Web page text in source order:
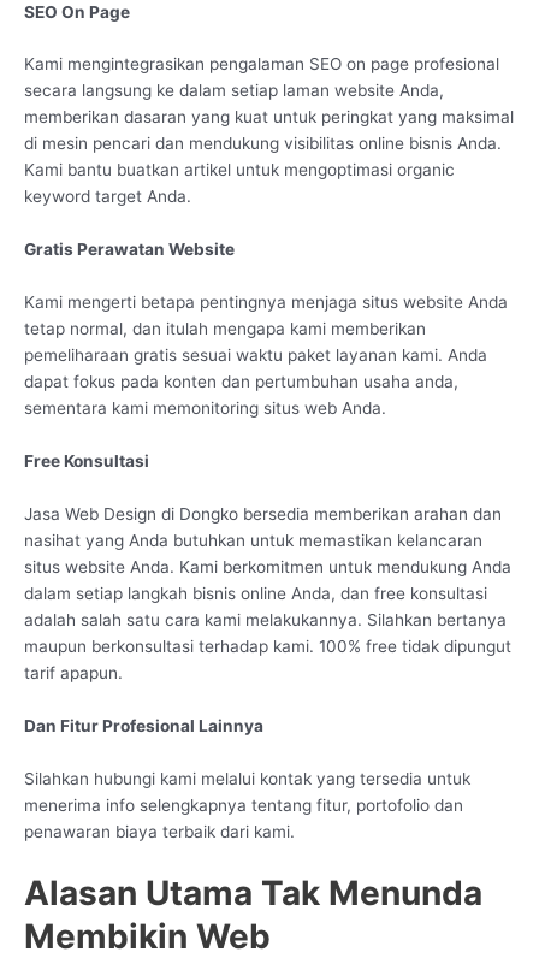
SEO On Page
Kami mengintegrasikan pengalaman SEO on page profesional
secara langsung ke dalam setiap laman website Anda,
memberikan dasaran yang kuat untuk peringkat yang maksimal
di mesin pencari dan mendukung visibilitas online bisnis Anda.
Kami bantu buatkan artikel untuk mengoptimasi organic
keyword target Anda.
Gratis Perawatan Website
Kami mengerti betapa pentingnya menjaga situs website Anda
tetap normal, dan itulah mengapa kami memberikan
pemeliharaan gratis sesuai waktu paket layanan kami. Anda
dapat fokus pada konten dan pertumbuhan usaha anda,
sementara kami memonitoring situs web Anda.
Free Konsultasi
Jasa Web Design di Dongko bersedia memberikan arahan dan
nasihat yang Anda butuhkan untuk memastikan kelancaran
situs website Anda. Kami berkomitmen untuk mendukung Anda
dalam setiap langkah bisnis online Anda, dan free konsultasi
adalah salah satu cara kami melakukannya. Silahkan bertanya
maupun berkonsultasi terhadap kami. 100% free tidak dipungut
tarif apapun.
Dan Fitur Profesional Lainnya
Silahkan hubungi kami melalui kontak yang tersedia untuk
menerima info selengkapnya tentang fitur, portofolio dan
penawaran biaya terbaik dari kami.
Alasan Utama Tak Menunda
Membikin Web